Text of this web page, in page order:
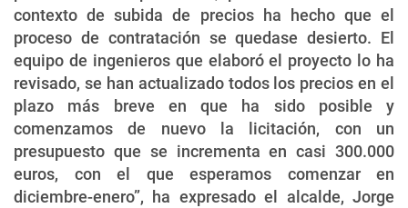
contexto de subida de precios ha hecho que el
proceso de contratación se quedase desierto. El
equipo de ingenieros que elaboró el proyecto lo ha
revisado, se han actualizado todos los precios en el
plazo más breve en que ha sido posible y
comenzamos de nuevo la licitación, con un
presupuesto que se incrementa en casi 300.000
euros, con el que esperamos comenzar en
diciembre-enero”, ha expresado el alcalde, Jorge